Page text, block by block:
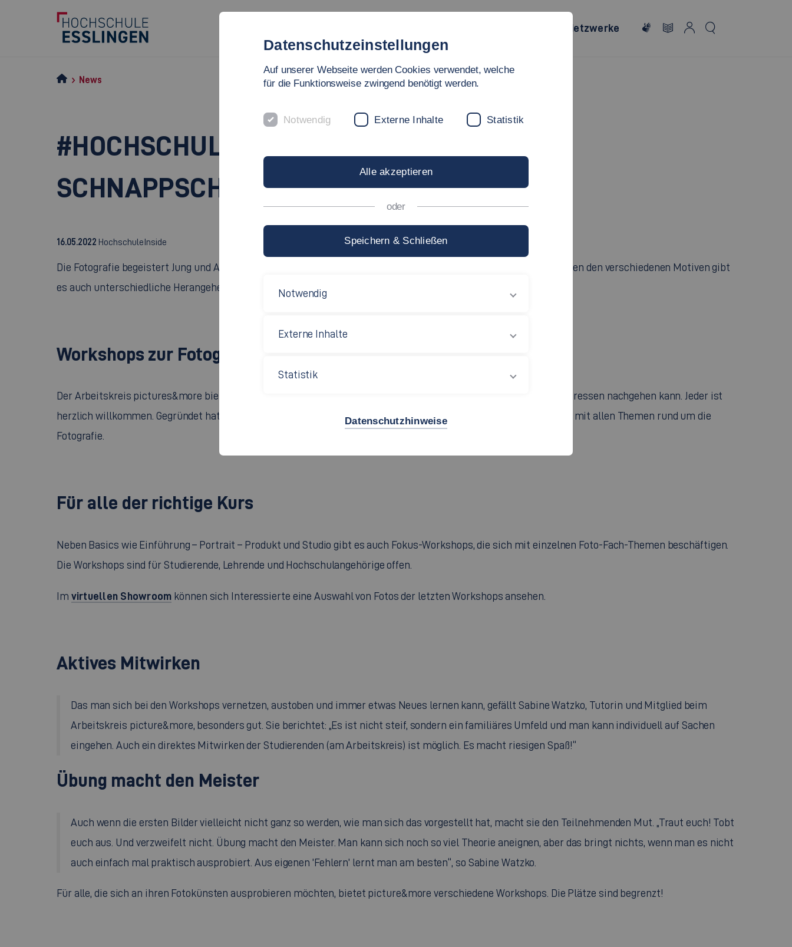
Netzwerke
News
#HOCHSCHULE_INSIDE: DER PERFEKTE
SCHNAPPSCHUSS MIT PICTURES&MORE!
16.05.2022 HochschuleInside
Die Fotografie begeistert Jung und Alt gleichermaßen. Ob Urlaubsfoto, Detailaufnahme oder Produktfotografie. Neben den verschiedenen Motiven gibt
es auch unterschiedliche Herangehensweisen an das perfekte Foto.
Workshops zur Fotografie
Der Arbeitskreis pictures&more bietet jedes Semester
) Fotograf seinen Interessen nachgehen kann. Jeder ist
herzlich willkommen. Gegründet hat sich der Arbeitskreis im Sommersemester 2010 und beschäftigt sich seitdem mit allen Themen rund um die
Fotografie.
Für alle der richtige Kurs
Neben Basics wie Einführung – Portrait – Produkt und Studio gibt es auch Fokus-Workshops, die sich mit einzelnen Foto-Fach-Themen beschäftigen.
Die Workshops sind für Studierende, Lehrende und Hochschulangehörige offen.
Im virtuellen Showroom können sich Interessierte eine Auswahl von Fotos der letztenWorkshops ansehen.
Aktives Mitwirken
Das man sich bei den Workshops vernetzen, austoben und immer etwas Neues lernen kann, gefällt Sabine Watzko, Tutorin und Mitglied beim
Arbeitskreis picture&more, besonders gut. Sie berichtet: „Es ist nicht steif, sondern ein familiäres Umfeld und man kann individuell auf Sachen
eingehen. Auch ein direktes Mitwirken der Studierenden (am Arbeitskreis) ist möglich. Es macht riesigen Spaß!“
Übung macht den Meister
Auch wenn die ersten Bilder vielleicht nicht ganz so werden, wie man sich das vorgestellt hat, macht sie den Teilnehmenden Mut. „Traut euch! Tobt
euch aus. Und verzweifelt nicht. Übung macht den Meister. Man kann sich noch so viel Theorie aneignen, aber das bringt nichts, wenn man es nicht
auch einfach mal praktisch ausprobiert. Aus eigenen 'Fehlern' lernt man am besten“, so Sabine Watzko.
Für alle, die sich an ihren Fotokünsten ausprobieren möchten, bietet picture&more verschiedene Workshops. Die Plätze sind begrenzt!
Datenschutzeinstellungen
Auf unserer Webseite werden Cookies verwendet, welche
für die Funktionsweise zwingend benötigt werden.
Notwendig Externe Inhalte Statistik
Alle akzeptieren
oder
Speichern & Schließen
Notwendig
Externe Inhalte
Statistik
Datenschutzhinweise